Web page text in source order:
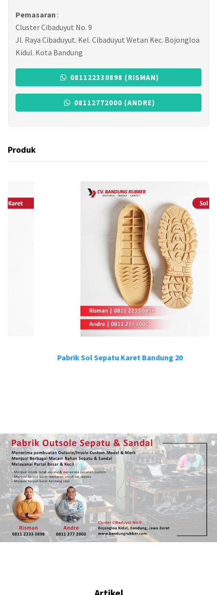
Pemasaran :
Cluster Cibaduyut No. 9
Jl. Raya Cibaduyut. Kel. Cibaduyut Wetan Kec. Bojongloa
Kidul. Kota Bandung
081122330898 (RISMAN)
08112772000 (ANDRE)
Produk
Pabrik Sol Sepatu Karet Bandung 20